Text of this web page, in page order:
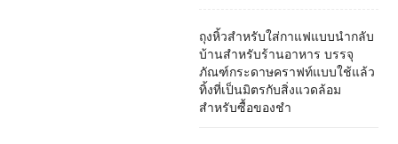
ถุงหิ้วสำหรับใส่กาแฟแบบนำกลับ
บ้านสำหรับร้านอาหาร บรรจุ
ภัณฑ์กระดาษคราฟท์แบบใช้แล้ว
ทิ้งที่เป็นมิตรกับสิ่งแวดล้อม
สำหรับซื้อของชำ